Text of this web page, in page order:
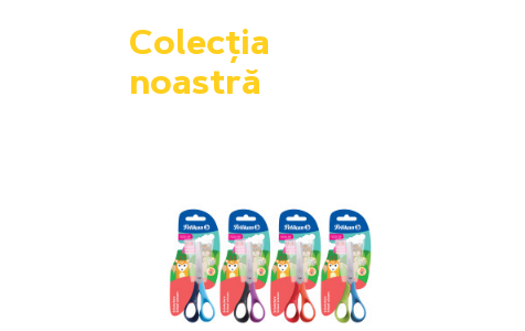
Colecția
noastră